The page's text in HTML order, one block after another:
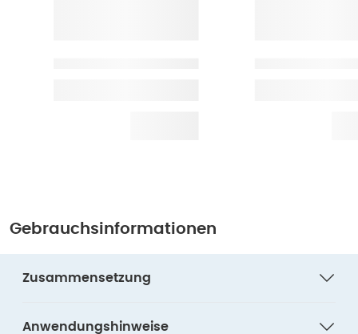
Gebrauchsinformationen
Zusammensetzung
Anwendungshinweise